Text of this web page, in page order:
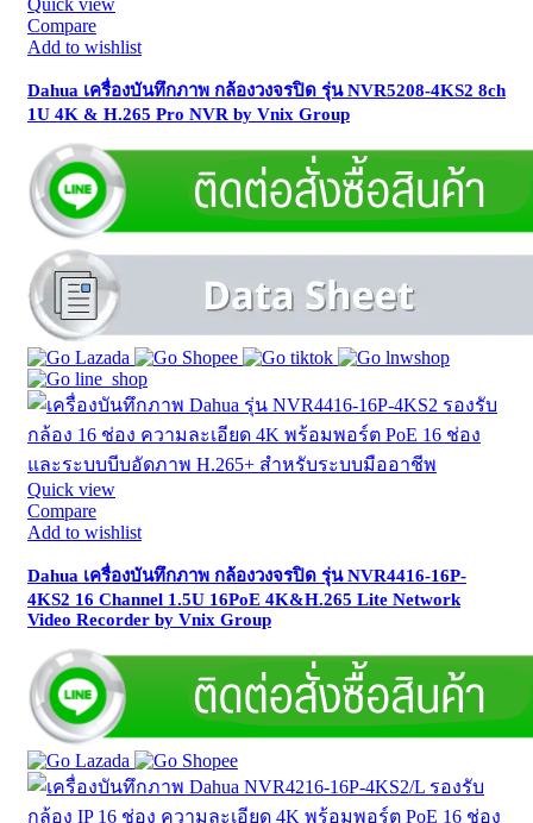
Quick view
Compare
Add to wishlist
Dahua เครื่องบันทึกภาพ กล้องวงจรปิด รุ่น NVR5208-4KS2 8ch
1U 4K & H.265 Pro NVR by Vnix Group
Quick view
Compare
Add to wishlist
Dahua เครื่องบันทึกภาพ กล้องวงจรปิด รุ่น NVR4416-16P-
4KS2 16 Channel 1.5U 16PoE 4K&H.265 Lite Network
Video Recorder by Vnix Group